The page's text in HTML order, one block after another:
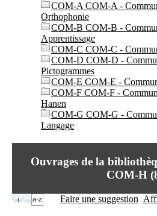
COM-A COM-A -
Orthophonie
COM-B COM-B -
Apprentissage
COM-C COM-C -
COM-D COM-D -
Pictogrammes
COM-E COM-E -
COM-F COM-F -
Hanen
COM-G COM-G -
Langage
Ouvrages de la
COM-H (
Faire une suggestion
i
n
e
t
d
e
D
o
u
t
i
o